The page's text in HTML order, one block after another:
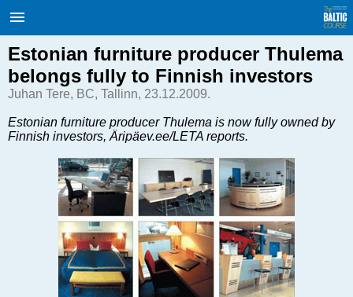
Балтийский курс. Новости и
аналитика
English
Очерки по новейшей истории
Хорошо для дела
Аналитика
Инвестиции
Транспорт
Энергетика
Недвижимость
Estonian furniture producer Thulema
belongs fully to Finnish investors
Juhan Tere, BC, Tallinn, 23.12.2009.
Estonian furniture producer Thulema is now fully owned by
Finnish investors, Äripäev.ee/LETA reports.